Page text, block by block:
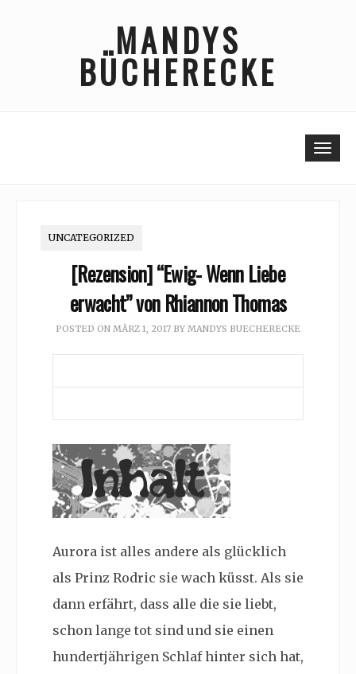
MANDYS
BÜCHERECKE
UNCATEGORIZED
[Rezension] “Ewig- Wenn Liebe
erwacht” von Rhiannon Thomas
POSTED ON MÄRZ 1, 2017 BY MANDYS BUECHERECKE
Aurora ist alles andere als glücklich
als Prinz Rodric sie wach küsst. Als sie
dann erfährt, dass alle die sie liebt,
schon lange tot sind und sie einen
hundertjährigen Schlaf hinter sich hat,